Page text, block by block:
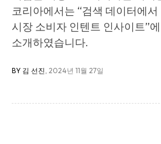
코리아에서는 “검색 데이터에
시장 소비자 인텐트 인사이트”
소개하였습니다.
BY 김 선진, 2024년 11월 27일